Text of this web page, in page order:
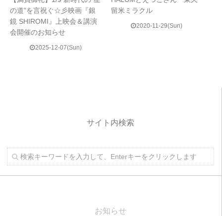
の道”を言祝ぐ☆彡映画『銀
鏡 SHIROMI』上映会＆講演
会開催のお知らせ
2025-12-07(Sun)
留米ミラクル
2020-11-29(Sun)
サイト内検索
お知らせ